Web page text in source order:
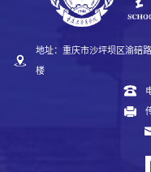
地址：重庆市沙坪坝区渝碚
楼